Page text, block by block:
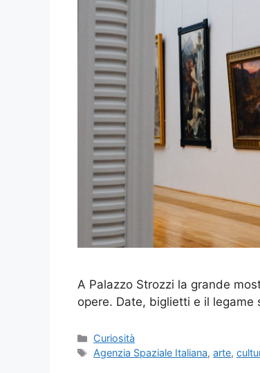
A Palazzo Strozzi la grande
opere. Date, biglietti e il legame
Categorie
Curiosità
Tag
Agenzia Spaziale Italiana,arte,